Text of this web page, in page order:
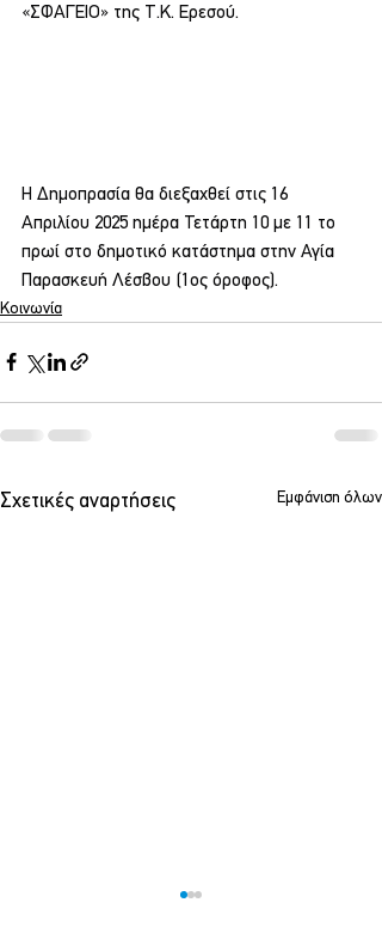
«ΣΦΑΓΕΙΟ» της Τ.Κ. Ερεσού.
Η Δημοπρασία θα διεξαχθεί στις 16
Απριλίου 2025 ημέρα Τετάρτη 10 με 11 το
πρωί στο δημοτικό κατάστημα στην Αγία
Παρασκευή Λέσβου (1ος όροφος).
Κοινωνία
Σχετικές αναρτήσεις Εμφάνιση όλων